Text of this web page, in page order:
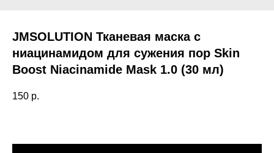
JMSOLUTION Тканевая маска с
ниацинамидом для сужения пор Skin
Boost Niacinamide Mask 1.0 (30 мл)
150 р.